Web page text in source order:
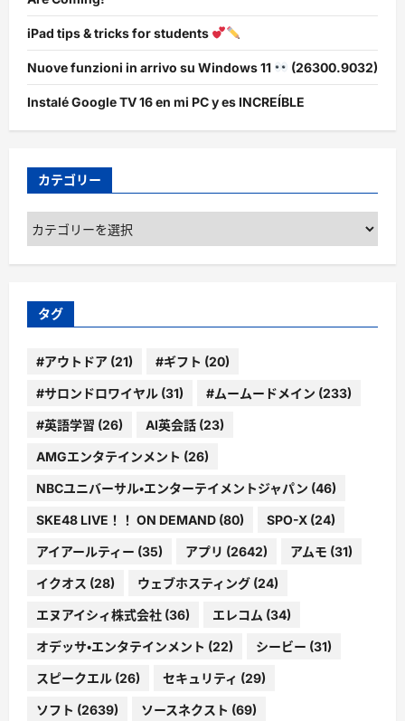
iPad tips & tricks for students
Nuove funzioni in arrivo su Windows 11 (26300.9032)
Instalé Google TV 16 en mi PC y es INCREÍBLE
カテゴリー
カ
テ
ゴ
ー
タグ
#アウトドア (21) #ギフト (20)
#サロンドロワイヤル (31) #ムームードメイン (233)
#英語学習 (26) AI英会話 (23)
AMGエンタテインメント (26)
NBCユニバーサル・エンターテイメントジャパン (46)
SKE48 LIVE！！ ON DEMAND (80) SPO-X (24)
アイアールティー (35) アプリ (2642) アムモ (31)
イクオス (28) ウェブホスティング (24)
エヌアイシィ株式会社 (36) エレコム (34)
オデッサ・エンタテインメント (22) シービー (31)
スピークエル (26) セキュリティ (29)
ソフト (2639) ソースネクスト (69)